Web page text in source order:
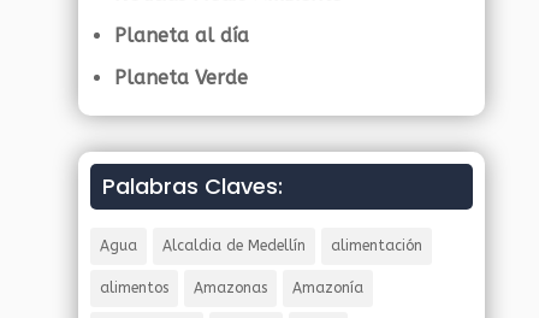
Planeta al día
Planeta Verde
Palabras Claves:
Agua Alcaldia de Medellín alimentación
alimentos Amazonas Amazonía